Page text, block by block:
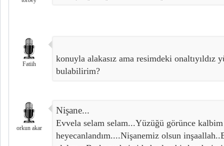
Fatiih
konuyla alakasız ama resimdeki onaltıyıldız
bulabilirim?
orkun akar
Nişane...
Evvela selam selam...Yüzüğü görünce
heyecanlandım....Nişanemiz olsun